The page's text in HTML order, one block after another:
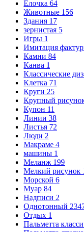
Елочка 64
Животные 156
Здания 17
зернистая 5
Игры 1
Имитация
Камни 84
Канва 1
Классические
Клетка 71
Круги 25
Крупный
Купон 11
Линии 38
Листья 72
Люди 2
Макраме 4
машины 1
Меланж 199
Мелкий рисунок
Морской 6
Муар 84
Надписи 2
Однотонный
Отдых 1
Пальметта